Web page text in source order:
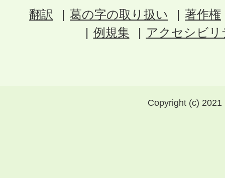
翻訳 葛の字の取り扱い
著作権
例規集
アクセシビ
Copyright (c)